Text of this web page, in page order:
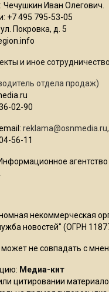
Чечушкин Иван Олегович.
+7 495 795-53-05
Покровка, д. 5
и иное
отдела продаж)
02-90
reklama@osnmedia.ru,
56-11
некоммерческая
новостей" (ОГРН
не совпадать с
Медиа-кит
цитировании